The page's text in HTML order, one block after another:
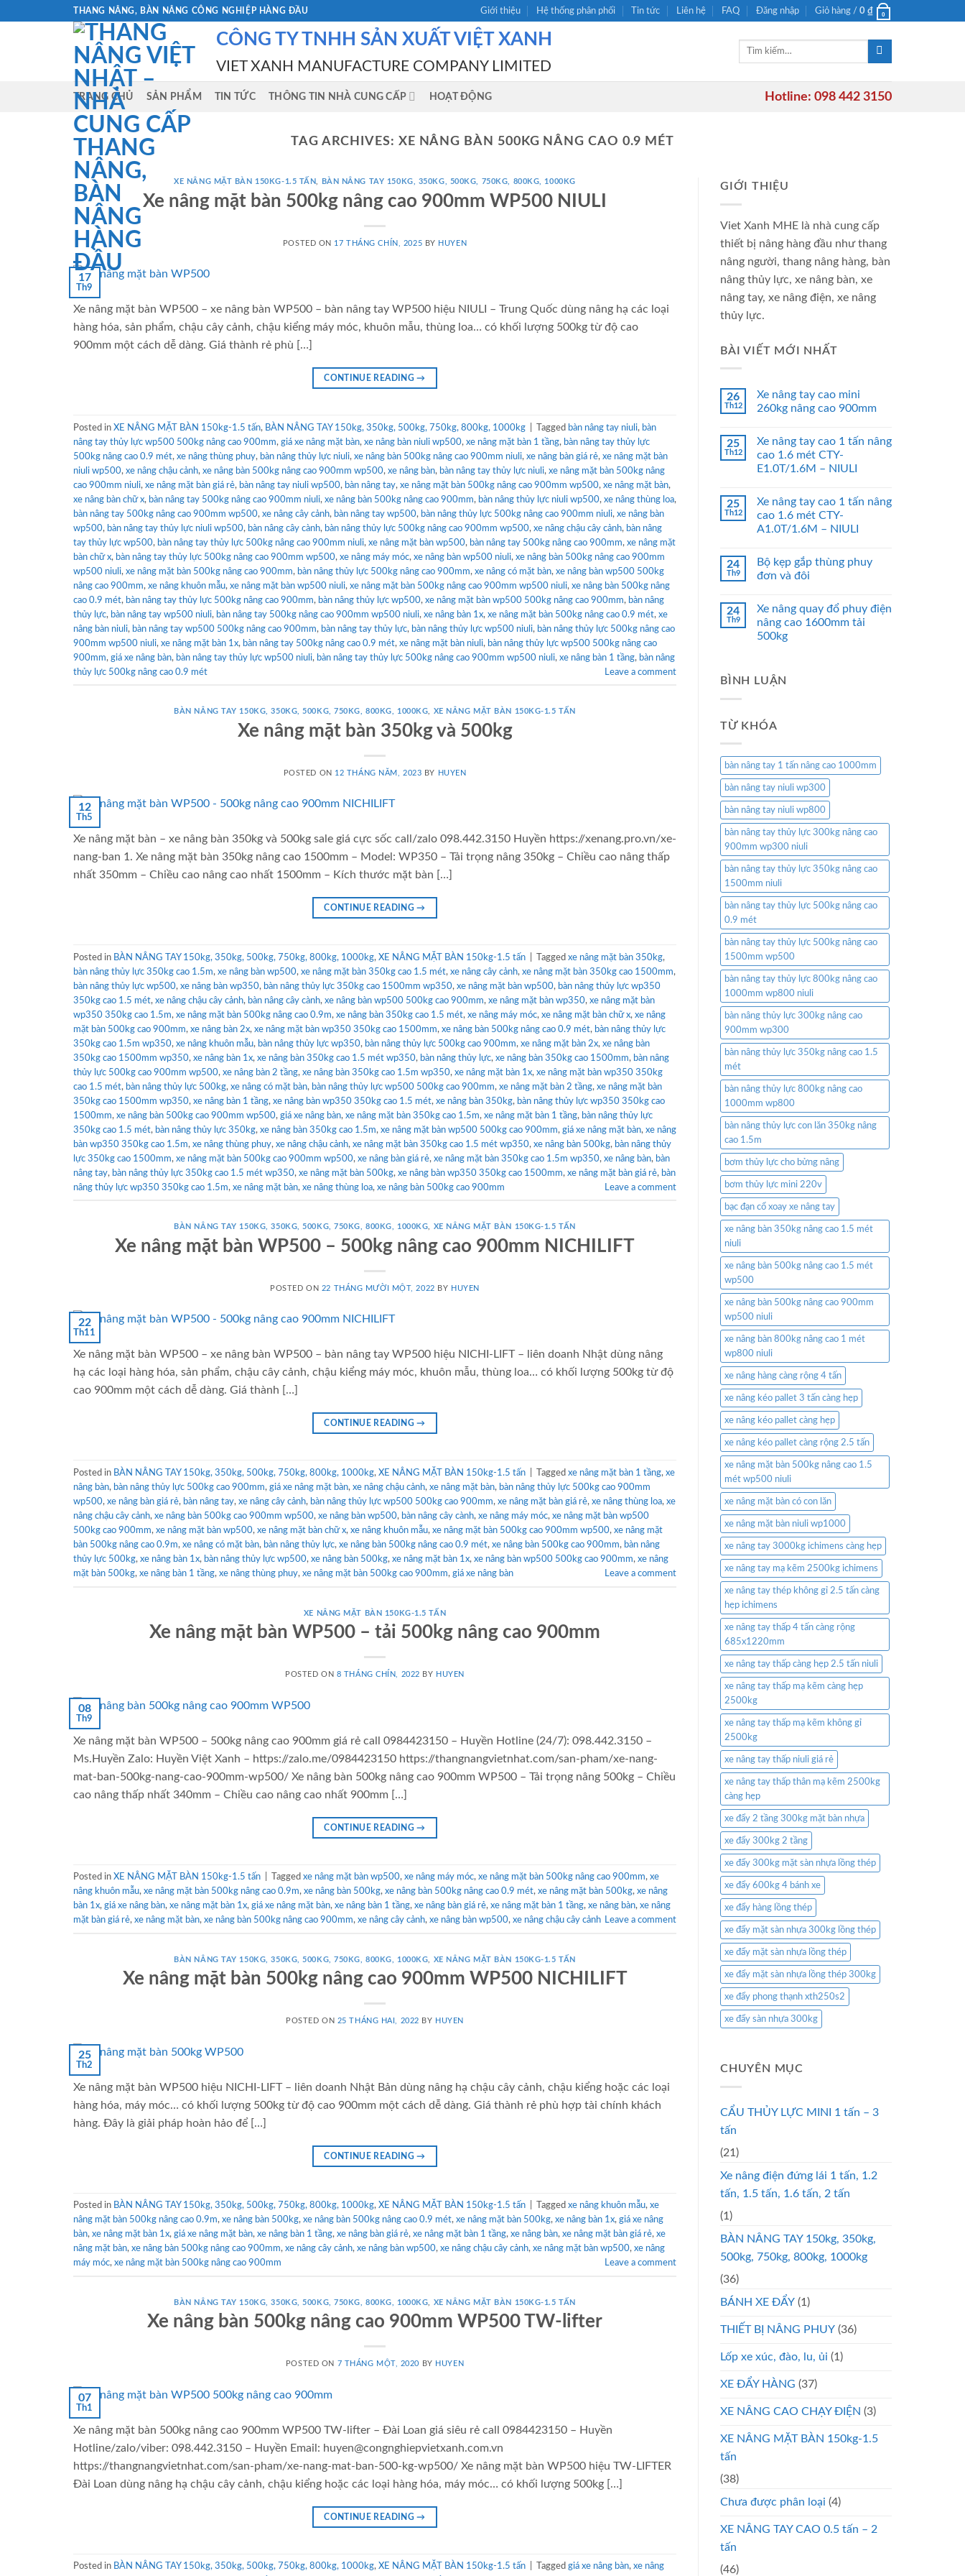
THANG NÂNG, BÀN NÂNG CÔNG NGHIỆP HÀNG ĐẦU Giới thiệu Hệ thống phân phối Tin tức Liên hệ FAQ Đăng nhập Giỏ hàng / 0 ₫ 0
CÔNG TY TNHH SẢN XUẤT VIỆT XANH
VIET XANH MANUFACTURE COMPANY LIMITED
Tìm
TRANG CHỦ SẢN PHẨM TIN TỨC THÔNG TIN NHÀ CUNG CẤP HOẠT ĐỘNG Hotline: 098 442 3150
TAG ARCHIVES: XE NÂNG BÀN 500KG NÂNG CAO 0.9 MÉT
XE NÂNG MẶT BÀN 150KG-1.5 TẤN BÀN NÂNG TAY 150KG, 350KG, 500KG, 750KG, 800KG, 1000KG
Xe nâng mặt bàn 500kg nâng cao 900mm WP500 NIULI
POSTED ON 17 THÁNG CHÍN, 2025 BY HUYEN
17
Th9
Xe nâng mặt bàn WP500 – xe nâng bàn WP500 – bàn nâng tay WP500 hiệu NIULI – Trung Quốc dùng nâng hạ các loại
hàng hóa, sản phẩm, chậu cây cảnh, chậu kiểng máy móc, khuôn mẫu, thùng loa… có khối lượng 500kg từ độ cao
900mm một cách dễ dàng. Giá thành rẻ phù […]
CONTINUE READING→
Posted in XE NÂNG MẶT BÀN 150kg-1.5 tấn, BÀN NÂNG TAY 150kg, 350kg, 500kg, 750kg, 800kg, 1000kg Tagged bàn nâng tay niuli, bàn
nâng tay thủy lực wp500 500kg nâng cao 900mm, giá xe nâng mặt bàn, xe nâng bàn niuli wp500, xe nâng mặt bàn 1 tầng, bàn nâng tay thủy lực
500kg nâng cao 0.9 mét, xe nâng thùng phuy, bàn nâng thủy lực niuli, xe nâng bàn 500kg nâng cao 900mm niuli, xe nâng bàn giá rẻ, xe nâng mặt bàn
niuli wp500, xe nâng chậu cảnh, xe nâng bàn 500kg nâng cao 900mm wp500, xe nâng bàn, bàn nâng tay thủy lực niuli, xe nâng mặt bàn 500kg nâng
cao 900mm niuli, xe nâng mặt bàn giá rẻ, bàn nâng tay niuli wp500, bàn nâng tay, xe nâng mặt bàn 500kg nâng cao 900mm wp500, xe nâng mặt bàn,
xe nâng bàn chữ x, bàn nâng tay 500kg nâng cao 900mm niuli, xe nâng bàn 500kg nâng cao 900mm, bàn nâng thủy lực niuli wp500, xe nâng thùng loa,
bàn nâng tay 500kg nâng cao 900mm wp500, xe nâng cây cảnh, bàn nâng tay wp500, bàn nâng thủy lực 500kg nâng cao 900mm niuli, xe nâng bàn
wp500, bàn nâng tay thủy lực niuli wp500, bàn nâng cây cành, bàn nâng thủy lực 500kg nâng cao 900mm wp500, xe nâng chậu cây cảnh, bàn nâng
tay thủy lực wp500, bàn nâng tay thủy lực 500kg nâng cao 900mm niuli, xe nâng mặt bàn wp500, bàn nâng tay 500kg nâng cao 900mm, xe nâng mặt
bàn chữ x, bàn nâng tay thủy lực 500kg nâng cao 900mm wp500, xe nâng máy móc, xe nâng bàn wp500 niuli, xe nâng bàn 500kg nâng cao 900mm
wp500 niuli, xe nâng mặt bàn 500kg nâng cao 900mm, bàn nâng thủy lực 500kg nâng cao 900mm, xe nâng có mặt bàn, xe nâng bàn wp500 500kg
nâng cao 900mm, xe nâng khuôn mẫu, xe nâng mặt bàn wp500 niuli, xe nâng mặt bàn 500kg nâng cao 900mm wp500 niuli, xe nâng bàn 500kg nâng
cao 0.9 mét, bàn nâng tay thủy lực 500kg nâng cao 900mm, bàn nâng thủy lực wp500, xe nâng mặt bàn wp500 500kg nâng cao 900mm, bàn nâng
thủy lực, bàn nâng tay wp500 niuli, bàn nâng tay 500kg nâng cao 900mm wp500 niuli, xe nâng bàn 1x, xe nâng mặt bàn 500kg nâng cao 0.9 mét, xe
nâng bàn niuli, bàn nâng tay wp500 500kg nâng cao 900mm, bàn nâng tay thủy lực, bàn nâng thủy lực wp500 niuli, bàn nâng thủy lực 500kg nâng cao
900mm wp500 niuli, xe nâng mặt bàn 1x, bàn nâng tay 500kg nâng cao 0.9 mét, xe nâng mặt bàn niuli, bàn nâng thủy lực wp500 500kg nâng cao
900mm, giá xe nâng bàn, bàn nâng tay thủy lực wp500 niuli, bàn nâng tay thủy lực 500kg nâng cao 900mm wp500 niuli, xe nâng bàn 1 tầng, bàn nâng
thủy lực 500kg nâng cao 0.9 mét
Leave a comment
BÀN NÂNG TAY 150KG, 350KG, 500KG, 750KG, 800KG, 1000KG, XE NÂNG MẶT BÀN 150KG-1.5 TẤN
Xe nâng mặt bàn 350kg và 500kg
POSTED ON 12 THÁNG NĂM, 2023 BY HUYEN
12
Th5
Xe nâng mặt bàn – xe nâng bàn 350kg và 500kg sale giá cực sốc call/zalo 098.442.3150 Huyền https://xenang.pro.vn/xe-
nang-ban 1. Xe nâng mặt bàn 350kg nâng cao 1500mm – Model: WP350 – Tải trọng nâng 350kg – Chiều cao nâng thấp
nhất 350mm – Chiều cao nâng cao nhất 1500mm – Kích thước mặt bàn […]
CONTINUE READING→
Posted in BÀN NÂNG TAY 150kg, 350kg, 500kg, 750kg, 800kg, 1000kg, XE NÂNG MẶT BÀN 150kg-1.5 tấn Tagged xe nâng mặt bàn 350kg,
bàn nâng thủy lực 350kg cao 1.5m, xe nâng bàn wp500, xe nâng mặt bàn 350kg cao 1.5 mét, xe nâng cây cảnh, xe nâng mặt bàn 350kg cao 1500mm,
bàn nâng thủy lực wp500, xe nâng bàn wp350, bàn nâng thủy lực 350kg cao 1500mm wp350, xe nâng mặt bàn wp500, bàn nâng thủy lực wp350
350kg cao 1.5 mét, xe nâng chậu cây cảnh, bàn nâng cây cành, xe nâng bàn wp500 500kg cao 900mm, xe nâng mặt bàn wp350, xe nâng mặt bàn
wp350 350kg cao 1.5m, xe nâng mặt bàn 500kg nâng cao 0.9m, xe nâng bàn 350kg cao 1.5 mét, xe nâng máy móc, xe nâng mặt bàn chữ x, xe nâng
mặt bàn 500kg cao 900mm, xe nâng bàn 2x, xe nâng mặt bàn wp350 350kg cao 1500mm, xe nâng bàn 500kg nâng cao 0.9 mét, bàn nâng thủy lực
350kg cao 1.5m wp350, xe nâng khuôn mẫu, bàn nâng thủy lực wp350, bàn nâng thủy lực 500kg cao 900mm, xe nâng mặt bàn 2x, xe nâng bàn
350kg cao 1500mm wp350, xe nâng bàn 1x, xe nâng bàn 350kg cao 1.5 mét wp350, bàn nâng thủy lực, xe nâng bàn 350kg cao 1500mm, bàn nâng
thủy lực 500kg cao 900mm wp500, xe nâng bàn 2 tầng, xe nâng bàn 350kg cao 1.5m wp350, xe nâng mặt bàn 1x, xe nâng mặt bàn wp350 350kg
cao 1.5 mét, bàn nâng thủy lực 500kg, xe nâng có mặt bàn, bàn nâng thủy lực wp500 500kg cao 900mm, xe nâng mặt bàn 2 tầng, xe nâng mặt bàn
350kg cao 1500mm wp350, xe nâng bàn 1 tầng, xe nâng bàn wp350 350kg cao 1.5 mét, xe nâng bàn 350kg, bàn nâng thủy lực wp350 350kg cao
1500mm, xe nâng bàn 500kg cao 900mm wp500, giá xe nâng bàn, xe nâng mặt bàn 350kg cao 1.5m, xe nâng mặt bàn 1 tầng, bàn nâng thủy lực
350kg cao 1.5 mét, bàn nâng thủy lực 350kg, xe nâng bàn 350kg cao 1.5m, xe nâng mặt bàn wp500 500kg cao 900mm, giá xe nâng mặt bàn, xe nâng
bàn wp350 350kg cao 1.5m, xe nâng thùng phuy, xe nâng chậu cảnh, xe nâng mặt bàn 350kg cao 1.5 mét wp350, xe nâng bàn 500kg, bàn nâng thủy
lực 350kg cao 1500mm, xe nâng mặt bàn 500kg cao 900mm wp500, xe nâng bàn giá rẻ, xe nâng mặt bàn 350kg cao 1.5m wp350, xe nâng bàn, bàn
nâng tay, bàn nâng thủy lực 350kg cao 1.5 mét wp350, xe nâng mặt bàn 500kg, xe nâng bàn wp350 350kg cao 1500mm, xe nâng mặt bàn giá rẻ, bàn
nâng thủy lực wp350 350kg cao 1.5m, xe nâng mặt bàn, xe nâng thùng loa, xe nâng bàn 500kg cao 900mm Leave a comment
BÀN NÂNG TAY 150KG, 350KG, 500KG, 750KG, 800KG, 1000KG, XE NÂNG MẶT BÀN 150KG-1.5 TẤN
Xe nâng mặt bàn WP500 – 500kg nâng cao 900mm NICHILIFT
POSTED ON 22 THÁNG MƯỜI MỘT, 2022 BY HUYEN
22
Th11
Xe nâng mặt bàn WP500 – xe nâng bàn WP500 – bàn nâng tay WP500 hiệu NICHI-LIFT – liên doanh Nhật dùng nâng
hạ các loại hàng hóa, sản phẩm, chậu cây cảnh, chậu kiểng máy móc, khuôn mẫu, thùng loa… có khối lượng 500kg từ độ
cao 900mm một cách dễ dàng. Giá thành […]
CONTINUE READING→
Posted in BÀN NÂNG TAY 150kg, 350kg, 500kg, 750kg, 800kg, 1000kg, XE NÂNG MẶT BÀN 150kg-1.5 tấn Tagged xe nâng mặt bàn 1 tầng, xe
nâng bàn, bàn nâng thủy lực 500kg cao 900mm, giá xe nâng mặt bàn, xe nâng chậu cảnh, xe nâng mặt bàn, bàn nâng thủy lực 500kg cao 900mm
wp500, xe nâng bàn giá rẻ, bàn nâng tay, xe nâng cây cảnh, bàn nâng thủy lực wp500 500kg cao 900mm, xe nâng mặt bàn giá rẻ, xe nâng thùng loa, xe
nâng chậu cây cảnh, xe nâng bàn 500kg cao 900mm wp500, xe nâng bàn wp500, bàn nâng cây cành, xe nâng máy móc, xe nâng mặt bàn wp500
500kg cao 900mm, xe nâng mặt bàn wp500, xe nâng mặt bàn chữ x, xe nâng khuôn mẫu, xe nâng mặt bàn 500kg cao 900mm wp500, xe nâng mặt
bàn 500kg nâng cao 0.9m, xe nâng có mặt bàn, bàn nâng thủy lực, xe nâng bàn 500kg nâng cao 0.9 mét, xe nâng bàn 500kg cao 900mm, bàn nâng
thủy lực 500kg, xe nâng bàn 1x, bàn nâng thủy lực wp500, xe nâng bàn 500kg, xe nâng mặt bàn 1x, xe nâng bàn wp500 500kg cao 900mm, xe nâng
mặt bàn 500kg, xe nâng bàn 1 tầng, xe nâng thùng phuy, xe nâng mặt bàn 500kg cao 900mm, giá xe nâng bàn Leave a comment
XE NÂNG MẶT BÀN 150KG-1.5 TẤN
Xe nâng mặt bàn WP500 – tải 500kg nâng cao 900mm
POSTED ON 8 THÁNG CHÍN, 2022 BY HUYEN
08
Th9
Xe nâng mặt bàn WP500 – 500kg nâng cao 900mm giá rẻ call 0984423150 – Huyền Hotline (24/7): 098.442.3150 –
Ms.Huyền Zalo: Huyền Việt Xanh – https://zalo.me/0984423150 https://thangnangvietnhat.com/san-pham/xe-nang-
mat-ban-500kg-nang-cao-900mm-wp500/ Xe nâng bàn 500kg nâng cao 900mm WP500 – Tải trọng nâng 500kg – Chiều
cao nâng thấp nhất 340mm – Chiều cao nâng cao nhất 900mm […]
CONTINUE READING→
Posted in XE NÂNG MẶT BÀN 150kg-1.5 tấn Tagged xe nâng mặt bàn wp500, xe nâng máy móc, xe nâng mặt bàn 500kg nâng cao 900mm, xe
nâng khuôn mẫu, xe nâng mặt bàn 500kg nâng cao 0.9m, xe nâng bàn 500kg, xe nâng bàn 500kg nâng cao 0.9 mét, xe nâng mặt bàn 500kg, xe nâng
bàn 1x, giá xe nâng bàn, xe nâng mặt bàn 1x, giá xe nâng mặt bàn, xe nâng bàn 1 tầng, xe nâng bàn giá rẻ, xe nâng mặt bàn 1 tầng, xe nâng bàn, xe nâng
mặt bàn giá rẻ, xe nâng mặt bàn, xe nâng bàn 500kg nâng cao 900mm, xe nâng cây cảnh, xe nâng bàn wp500, xe nâng chậu cây cảnh Leave a comment
BÀN NÂNG TAY 150KG, 350KG, 500KG, 750KG, 800KG, 1000KG XE NÂNG MẶT BÀN 150KG-1.5 TẤN
Xe nâng mặt bàn 500kg nâng cao 900mm WP500 NICHILIFT
POSTED ON 25 THÁNG HAI, 2022 BY HUYEN
25
Th2
Xe nâng mặt bàn WP500 hiệu NICHI-LIFT – liên doanh Nhật Bản dùng nâng hạ chậu cây cảnh, chậu kiểng hoặc các loại
hàng hóa, máy móc… có khối lượng 500kg từ độ cao 900mm một cách dễ dàng. Giá thành rẻ phù hợp tài chính khách
hàng. Đây là giải pháp hoàn hảo để […]
CONTINUE READING→
Posted in BÀN NÂNG TAY 150kg, 350kg, 500kg, 750kg, 800kg, 1000kg, XE NÂNG MẶT BÀN 150kg-1.5 tấn Tagged xe nâng khuôn mẫu, xe
nâng mặt bàn 500kg nâng cao 0.9m, xe nâng bàn 500kg, xe nâng bàn 500kg nâng cao 0.9 mét, xe nâng mặt bàn 500kg, xe nâng bàn 1x, giá xe nâng
bàn, xe nâng mặt bàn 1x, giá xe nâng mặt bàn, xe nâng bàn 1 tầng, xe nâng bàn giá rẻ, xe nâng mặt bàn 1 tầng, xe nâng bàn, xe nâng mặt bàn giá rẻ, xe
nâng mặt bàn, xe nâng bàn 500kg nâng cao 900mm, xe nâng cây cảnh, xe nâng bàn wp500, xe nâng chậu cây cảnh, xe nâng mặt bàn wp500, xe nâng
máy móc, xe nâng mặt bàn 500kg nâng cao 900mm Leave a comment
BÀN NÂNG TAY 150KG, 350KG, 500KG, 750KG, 800KG, 1000KG XE NÂNG MẶT BÀN 150KG-1.5 TẤN
Xe nâng bàn 500kg nâng cao 900mm WP500 TW-lifter
POSTED ON 7 THÁNG MỘT, 2020 BY HUYEN
07
Th1
Xe nâng mặt bàn 500kg nâng cao 900mm WP500 TW-lifter – Đài Loan giá siêu rẻ call 0984423150 – Huyền
Hotline/zalo/viber: 098.442.3150 – Huyền Email: huyen@congnghiepvietxanh.com.vn
https://thangnangvietnhat.com/san-pham/xe-nang-mat-ban-500-kg-wp500/ Xe nâng mặt bàn WP500 hiệu TW-LIFTER
Đài Loan dùng nâng hạ chậu cây cảnh, chậu kiểng hoặc các loại hàng hóa, máy móc… có khối lượng 500kg […]
CONTINUE READING→
Posted in BÀN NÂNG TAY 150kg, 350kg, 500kg, 750kg, 800kg, 1000kg, XE NÂNG MẶT BÀN 150kg-1.5 tấn Tagged giá xe nâng bàn, xe nâng
GIỚI THIỆU
Viet Xanh MHE là nhà cung cấp
thiết bị nâng hàng đầu như thang
nâng người, thang nâng hàng, bàn
nâng thủy lực, xe nâng bàn, xe
nâng tay, xe nâng điện, xe nâng
thủy lực.
BÀI VIẾT MỚI NHẤT
26
Th12
Xe nâng tay cao mini
260kg nâng cao 900mm
25
Th12
Xe nâng tay cao 1 tấn nâng
cao 1.6 mét CTY-
E1.0T/1.6M – NIULI
25
Th12
Xe nâng tay cao 1 tấn nâng
cao 1.6 mét CTY-
A1.0T/1.6M – NIULI
24
Th9
Bộ kẹp gắp thùng phuy
đơn và đôi
24
Th9
Xe nâng quay đổ phuy điện
nâng cao 1600mm tải
500kg
BÌNH LUẬN
TỪ KHÓA
bàn nâng tay 1 tấn nâng cao 1000mm
bàn nâng tay niuli wp300
bàn nâng tay niuli wp800
bàn nâng tay thủy lực 300kg nâng cao
900mm wp300 niuli
bàn nâng tay thủy lực 350kg nâng cao
1500mm niuli
bàn nâng tay thủy lực 500kg nâng cao
0.9 mét
bàn nâng tay thủy lực 500kg nâng cao
1500mm wp500
bàn nâng tay thủy lực 800kg nâng cao
1000mm wp800 niuli
bàn nâng thủy lực 300kg nâng cao
900mm wp300
bàn nâng thủy lực 350kg nâng cao 1.5
mét
bàn nâng thủy lực 800kg nâng cao
1000mm wp800
bàn nâng thủy lực con lăn 350kg nâng
cao 1.5m
bơm thủy lực cho bửng nâng
bơm thủy lực mini 220v
bạc đạn cổ xoay xe nâng tay
xe nâng bàn 350kg nâng cao 1.5 mét
niuli
xe nâng bàn 500kg nâng cao 1.5 mét
wp500
xe nâng bàn 500kg nâng cao 900mm
wp500 niuli
xe nâng bàn 800kg nâng cao 1 mét
wp800 niuli
xe nâng hàng càng rộng 4 tấn
xe nâng kéo pallet 3 tấn càng hẹp
xe nâng kéo pallet càng hẹp
xe nâng kéo pallet càng rộng 2.5 tấn
xe nâng mặt bàn 500kg nâng cao 1.5
mét wp500 niuli
xe nâng mặt bàn có con lăn
xe nâng mặt bàn niuli wp1000
xe nâng tay 3000kg ichimens càng hẹp
xe nâng tay mạ kẽm 2500kg ichimens
xe nâng tay thép không gỉ 2.5 tấn càng
hẹp ichimens
xe nâng tay thấp 4 tấn càng rộng
685x1220mm
xe nâng tay thấp càng hẹp 2.5 tấn niuli
xe nâng tay thấp mạ kẽm càng hẹp
2500kg
xe nâng tay thấp mạ kẽm không gỉ
2500kg
xe nâng tay thấp niuli giá rẻ
xe nâng tay thấp thân mạ kẽm 2500kg
càng hẹp
xe đẩy 2 tầng 300kg mặt bàn nhựa
xe đẩy 300kg 2 tầng
xe đẩy 300kg mặt sàn nhựa lồng thép
xe đẩy 600kg 4 bánh xe
xe đẩy hàng lồng thép
xe đẩy mặt sàn nhựa 300kg lồng thép
xe đẩy mặt sàn nhựa lồng thép
xe đẩy mặt sàn nhựa lồng thép 300kg
xe đẩy phong thạnh xth250s2
xe đẩy sàn nhựa 300kg
CHUYÊN MỤC
CẨU THỦY LỰC MINI 1 tấn – 3
tấn
(21)
Xe nâng điện đứng lái 1 tấn, 1.2
tấn, 1.5 tấn, 1.6 tấn, 2 tấn
(1)
BÀN NÂNG TAY 150kg, 350kg,
500kg, 750kg, 800kg, 1000kg
(36)
BÁNH XE ĐẨY (1)
THIẾT BỊ NÂNG PHUY (36)
Lốp xe xúc, đào, lu, ủi (1)
XE ĐẨY HÀNG (37)
XE NÂNG CAO CHẠY ĐIỆN (3)
XE NÂNG MẶT BÀN 150kg-1.5
tấn
(38)
Chưa được phân loại (4)
XE NÂNG TAY CAO 0.5 tấn – 2
tấn
(46)